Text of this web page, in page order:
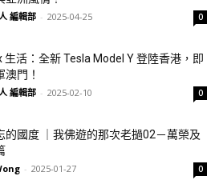
編輯部 - 2025-04-25 0
生活：全新 Tesla Model Y 登陸香港，即
澳門！
編輯部 - 2025-02-10 0
的國度 ｜我佛遊的那次老撾02－萬榮及
- 2025-01-27 0